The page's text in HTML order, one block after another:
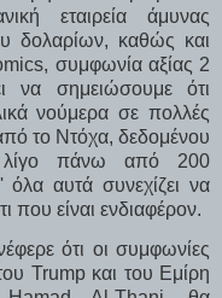
εταιρεία άμυνας
δολαρίων, καθώς και
συμφωνία αξίας 2
να σημειώσουμε ότι
νούμερα σε πολλές
το Ντόχα, δεδομένου
πάνω από 200
όλα αυτά συνεχίζει να
που είναι ενδιαφέρον.
ότι οι συμφωνίες
Trump και του Εμίρη